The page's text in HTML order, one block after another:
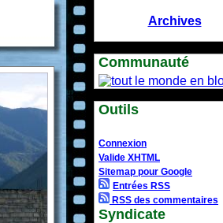
Archives
Communauté
Outils
Connexion
Valide XHTML
Sitemap pour Google
Entrées RSS
RSS des commentaires
Syndicate